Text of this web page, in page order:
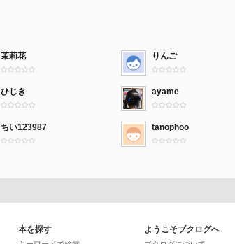
茉莉花 りんご
ひじき ayame
ちい123987 tanophoo
本を探す ようこそブクログへ